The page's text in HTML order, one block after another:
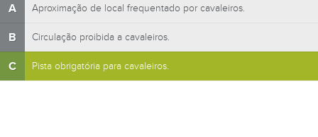
A Aproximação de local frequentado por cavaleiros.
B Circulação proibida a cavaleiros.
C Pista obrigatória para cavaleiros.